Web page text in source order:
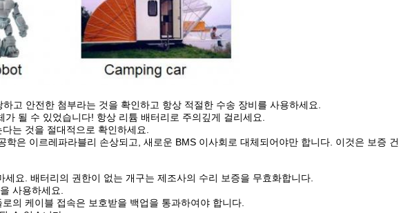
고 안전한 첨부라는 것을 확인하고 항상 적절한 수송 장비를 사용하세요.
될 수 있었습니다! 항상 리튬 배터리로 주의깊게 걸리세요.
는 것을 절대적으로 확인하세요.
은 이르레파라블리 손상되고, 새로운 BMS 이사회로 대체되어야만 합니다. 이것은 보증
요. 배터리의 권한이 없는 개구는 제조사의 수리 보증을 무효화합니다.
사용하세요.
의 케이블 접속은 보호받을 백업을 통과하여야 합니다.